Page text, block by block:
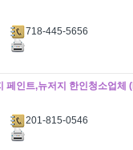
718-445-5656
페인트,뉴저지 한인청소업체
201-815-0546